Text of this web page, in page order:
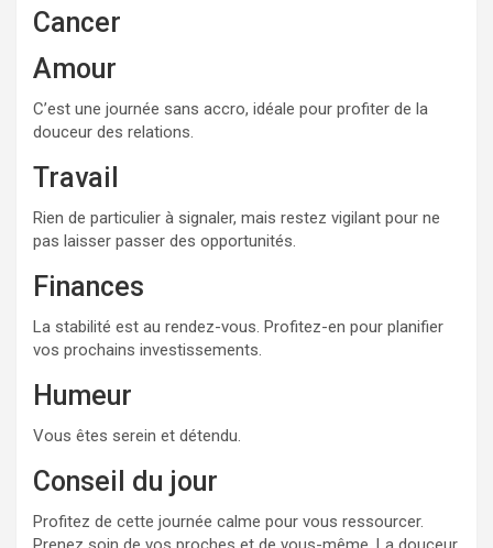
Cancer
Amour
C’est une journée sans accro, idéale pour profiter de la
douceur des relations.
Travail
Rien de particulier à signaler, mais restez vigilant pour ne
pas laisser passer des opportunités.
Finances
La stabilité est au rendez-vous. Profitez-en pour planifier
vos prochains investissements.
Humeur
Vous êtes serein et détendu.
Conseil du jour
Profitez de cette journée calme pour vous ressourcer.